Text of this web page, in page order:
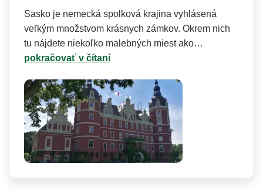
Sasko je nemecká spolková krajina vyhlásená
veľkým množstvom krásnych zámkov. Okrem nich
tu nájdete niekoľko malebných miest ako…
pokračovať v čítaní